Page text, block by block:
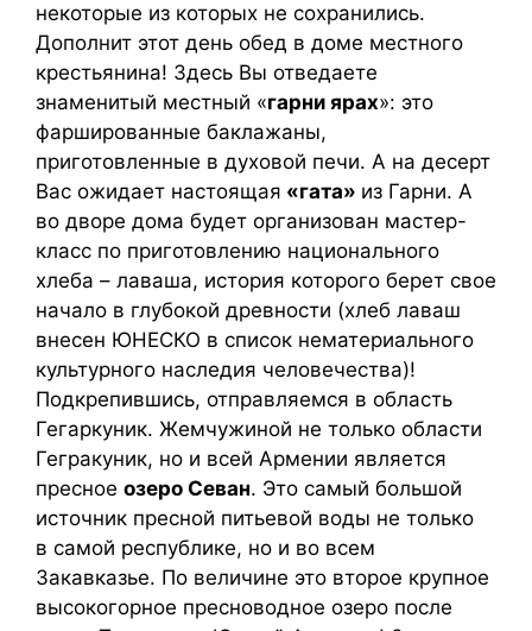
некоторые из которых не сохранились.
Дополнит этот день обед в доме местного
крестьянина! Здесь Вы отведаете
знаменитый местный «гарни ярах»: это
фаршированные баклажаны,
приготовленные в духовой печи. А на десерт
Вас ожидает настоящая «гата» из Гарни. А
во дворе дома будет организован мастер-
класс по приготовлению национального
хлеба – лаваша, история которого берет свое
начало в глубокой древности (хлеб лаваш
внесен ЮНЕСКО в список нематериального
культурного наследия человечества)!
Подкрепившись, отправляемся в область
Гегаркуник. Жемчужиной не только области
Гегракуник, но и всей Армении является
пресное озеро Севан. Это самый большой
источник пресной питьевой воды не только
в самой республике, но и во всем
Закавказье. По величине это второе крупное
высокогорное пресноводное озеро после